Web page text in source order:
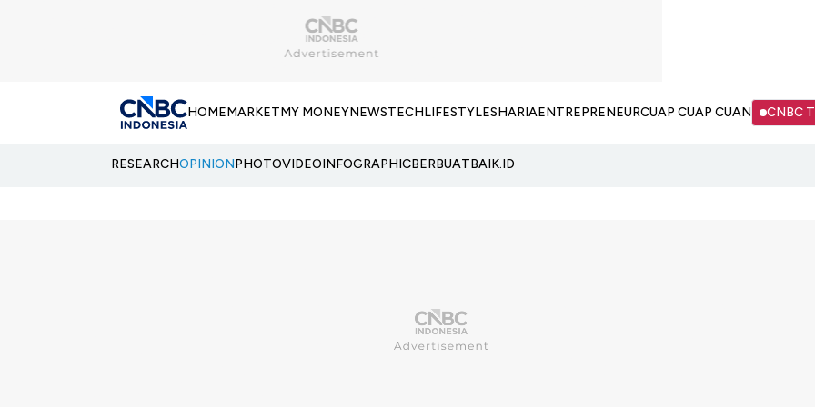
HOMEMARKETMY MONEYNEWSTECHLIFESTYLESHARIAENTREPRENEURCUAP CUAP CUAN CNBC
RESEARCHOPINIONPHOTOVIDEOINFOGRAPHICBERBUATBAIK.ID